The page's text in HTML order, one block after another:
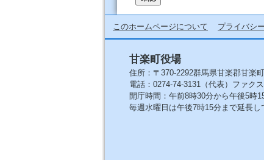
このホームページについて プライバシ
甘楽町役場
住所：〒370-2292群馬県甘楽郡甘楽
電話：0274-74-3131（代表）ファク
開庁時間：午前8時30分から午後5時
毎週水曜日は午後7時15分まで延長し